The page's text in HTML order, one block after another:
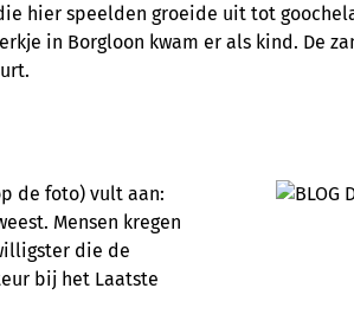
hier speelden groeide uit tot
in Borgloon kwam er als kind. De
de foto) vult aan:
Mensen kregen
die de
bij het Laatste